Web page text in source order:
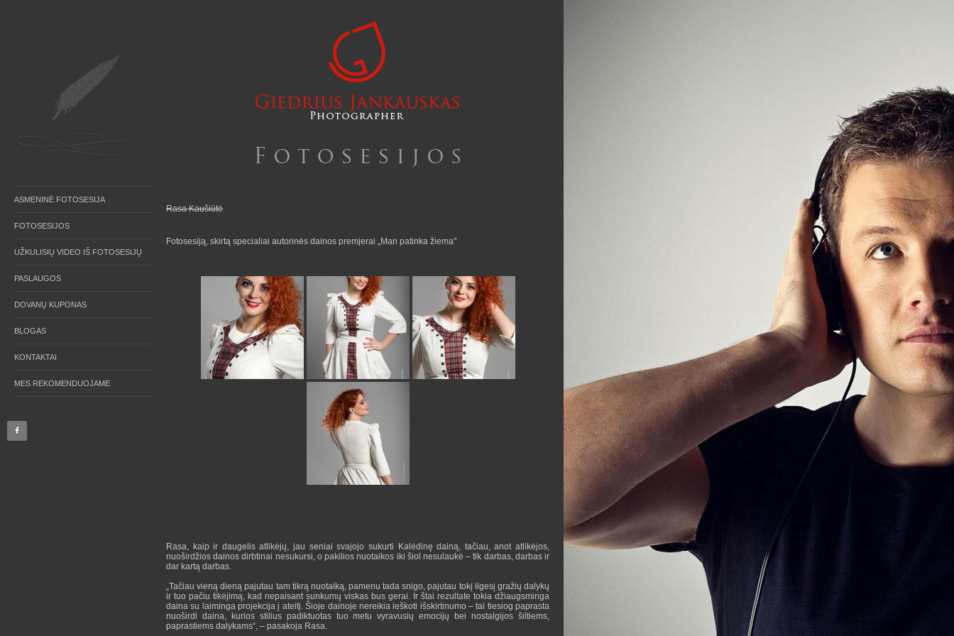
ASMENINĖ FOTOSESIJA
FOTOSESIJOS
UŽKULISIŲ VIDEO IŠ FOTOSESIJŲ
PASLAUGOS
DOVANŲ KUPONAS
BLOGAS
KONTAKTAI
MES REKOMENDUOJAME
Rasa Kaušiūtė
Fotosesiją, skirtą specialiai autorinės dainos premjerai „Man patinka žiema"
Rasa, kaip ir daugelis atlikėjų, jau seniai svajojo sukurti Kalėdinę dainą, tačiau, anot atlikėjos,
nuoširdžios dainos dirbtinai nesukursi, o pakilios nuotaikos iki šiol nesulaukė – tik darbas, darbas ir
dar kartą darbas.
„Tačiau vieną dieną pajutau tam tikrą nuotaiką, pamenu tada snigo, pajutau tokį ilgesį gražių dalykų
ir tuo pačiu tikėjimą, kad nepaisant sunkumų viskas bus gerai. Ir štai rezultate tokia džiaugsminga
daina su laiminga projekcija į ateitį. Šioje dainoje nereikia ieškoti išskirtinumo – tai tiesiog paprasta
nuoširdi daina, kurios stilius padiktuotas tuo metu vyravusių emocijų bei nostalgijos šiltiems,
paprastiems dalykams“, – pasakoja Rasa.